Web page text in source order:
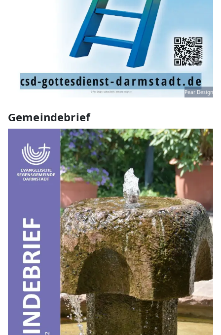
Pear Design
Gemeindebrief